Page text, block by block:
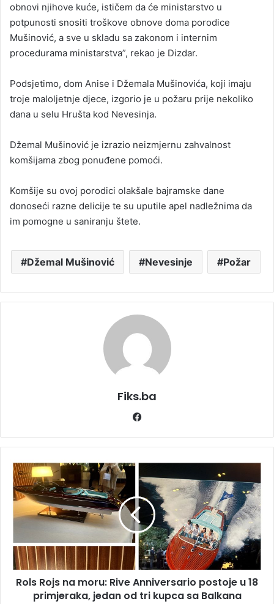
obnovi njihove kuće, ističem da će ministarstvo u
potpunosti snositi troškove obnove doma porodice
Mušinović, a sve u skladu sa zakonom i internim
procedurama ministarstva”, rekao je Dizdar.
Podsjetimo, dom Anise i Džemala Mušinovića, koji imaju
troje maloljetnje djece, izgorio je u požaru prije nekoliko
dana u selu Hrušta kod Nevesinja.
Džemal Mušinović je izrazio neizmjernu zahvalnost
komšijama zbog ponuđene pomoći.
Komšije su ovoj porodici olakšale bajramske dane
donoseći razne delicije te su uputile apel nadležnima da
im pomogne u saniranju štete.
Džemal Mušinović Nevesinje Požar
Fiks.ba
Rols
Rojs
na
moru:
Rive
postoje
18
primjeraka,
Rols Rojs na moru: Rive Anniversario postoje u 18
primjeraka, jedan od tri kupca sa Balkana